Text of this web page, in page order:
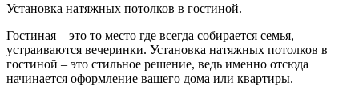
Установка натяжных потолков в гостиной.
Гостиная – это то место где всегда собирается семья,
устраиваются вечеринки. Установка натяжных потолков в
гостиной – это стильное решение, ведь именно отсюда
начинается оформление вашего дома или квартиры.